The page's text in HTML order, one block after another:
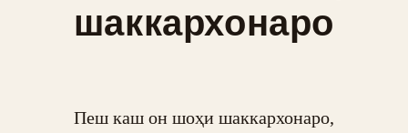
шаккархонаро
Пеш каш он шоҳи шаккархонаро,